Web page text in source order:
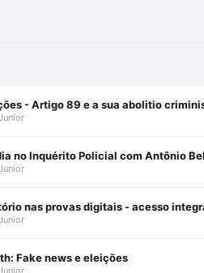
- Artigo 89 e a sua abolitio
no Inquérito Policial com Antônio
nas provas digitais - acesso
Fake news e eleições